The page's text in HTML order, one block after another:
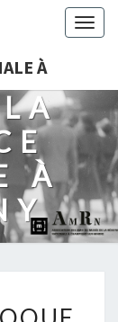
À
À